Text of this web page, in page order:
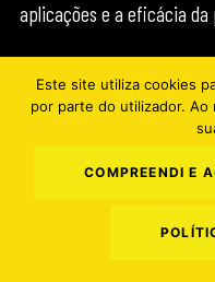
aplicações e a eficácia
– Cookies de publicidade–
publicidade em função
permitindo limitar o
Este site utiliza cookies
por parte do utilizador.
COMPREENDI E